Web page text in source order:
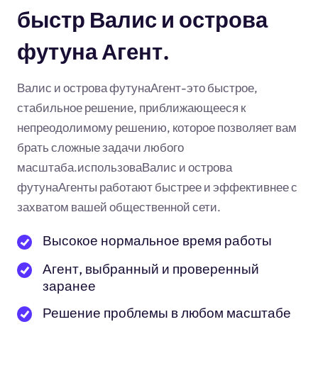
быстр Валис и острова
футуна Агент.
Валис и острова футунаАгент-это быстрое,
стабильное решение, приближающееся к
непреодолимому решению, которое позволяет вам
брать сложные задачи любого
масштаба.использоваВалис и острова
футунаАгенты работают быстрее и эффективнее с
захватом вашей общественной сети.
Высокое нормальное время работы
Агент, выбранный и проверенный
заранее
Решение проблемы в любом масштабе